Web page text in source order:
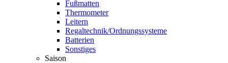
Fußmatten
Thermometer
Leitern
Regaltechnik/Ordnungssysteme
Batterien
Sonstiges
Saison